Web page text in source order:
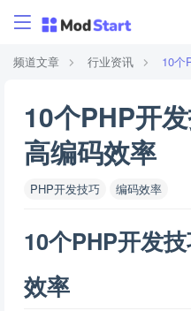
频道文章 行业资讯 10个
10个PHP开
高编码效率
PHP开发技巧 编码效率
10个PHP开发
效率